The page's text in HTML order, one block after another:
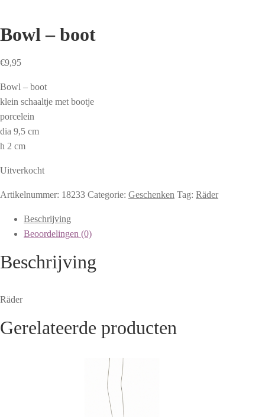
Bowl – boot
€9,95
Bowl – boot
klein schaaltje met bootje
porcelein
dia 9,5 cm
h 2 cm
Uitverkocht
Artikelnummer: 18233 Categorie: Geschenken Tag: Räder
Beschrijving
Beoordelingen (0)
Beschrijving
Räder
Gerelateerde producten